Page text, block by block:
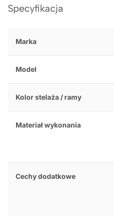
Specyfikacja
Marka
Model
Kolor stelaża / ramy
Materiał wykonania
Cechy dodatkowe